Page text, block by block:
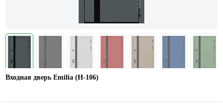
Входная дверь Emilia (Н-106)